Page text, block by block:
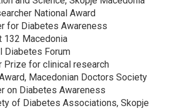
National Award
for Diabetes Awareness
132 Macedonia
Diabetes Forum
Prize for clinical research
Macedonian Doctors Society
on Diabetes Awareness
of Diabetes Associations, Skopje